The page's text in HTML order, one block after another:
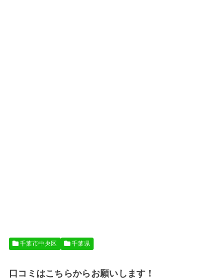
千葉市中央区 千葉県
口コミはこちらからお願いします！